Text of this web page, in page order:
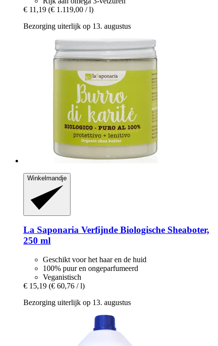
€ 11,19 (€ 1.119,00 / l)
Bezorging uiterlijk op 13. augustus
Winkelmandje
La Saponaria Verfijnde Biologische Sheaboter,
250 ml
Geschikt voor het haar en de huid
100% puur en ongeparfumeerd
Veganistisch
€ 15,19 (€ 60,76 / l)
Bezorging uiterlijk op 13. augustus